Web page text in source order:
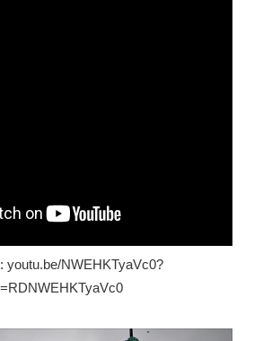
youtu.be/NWEHKTyaVc0?